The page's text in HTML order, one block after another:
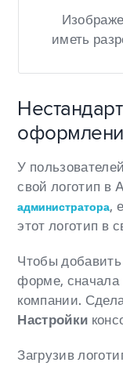
иметь
У
свой логотип в
администратора,
этот логотип в
Чтобы
форме, сначала
компании.
Настройки
Загрузив